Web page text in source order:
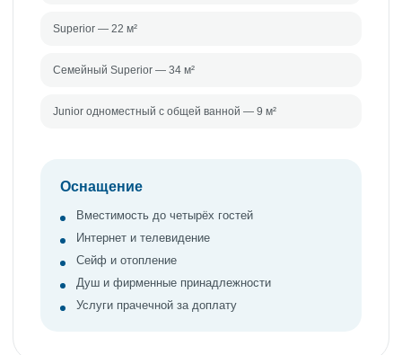
Superior — 22 м²
Семейный Superior — 34 м²
Junior одноместный с общей ванной — 9 м²
Оснащение
Вместимость до четырёх гостей
Интернет и телевидение
Сейф и отопление
Душ и фирменные принадлежности
Услуги прачечной за доплату